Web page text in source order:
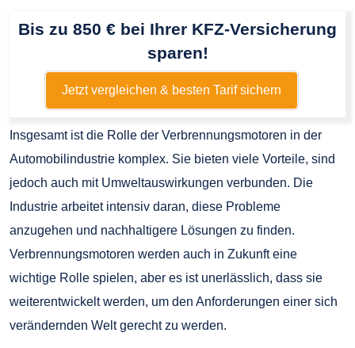
Bis zu 850 € bei Ihrer KFZ-Versicherung
sparen!
Jetzt vergleichen & besten Tarif sichern
Insgesamt ist die Rolle der Verbrennungsmotoren in der
Automobilindustrie komplex. Sie bieten viele Vorteile, sind
jedoch auch mit Umweltauswirkungen verbunden. Die
Industrie arbeitet intensiv daran, diese Probleme
anzugehen und nachhaltigere Lösungen zu finden.
Verbrennungsmotoren werden auch in Zukunft eine
wichtige Rolle spielen, aber es ist unerlässlich, dass sie
weiterentwickelt werden, um den Anforderungen einer sich
verändernden Welt gerecht zu werden.